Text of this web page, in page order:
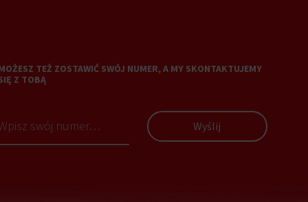
TEŻ ZOSTAWIĆ SWÓJ NUMER, A MY SKONTAKTUJEMY
Z TOBĄ
Wyślij